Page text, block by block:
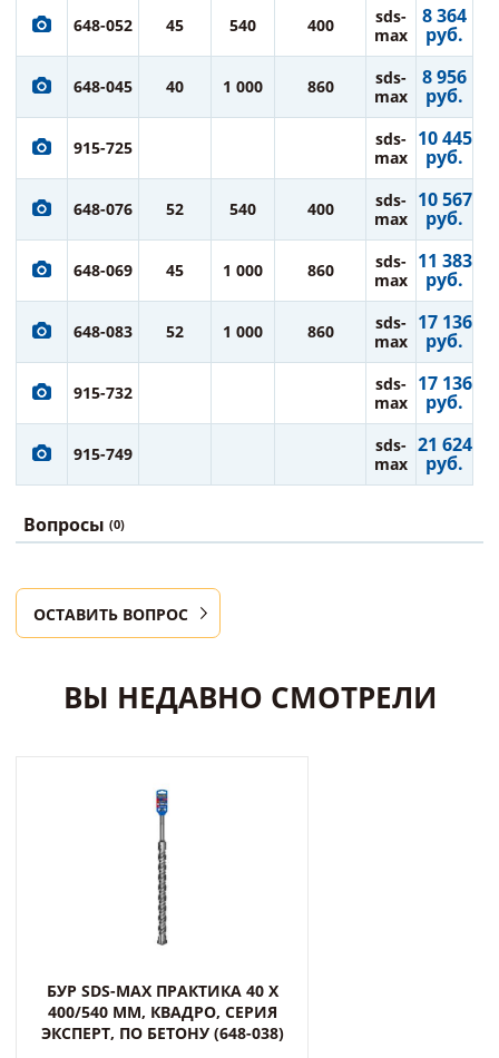
648-052 45 540 400
sds-
max
8 364
руб.
648-045 40 1 000 860
sds-
max
8 956
руб.
915-725
sds-
max
10 445
руб.
648-076 52 540 400
sds-
max
10 567
руб.
648-069 45 1 000 860
sds-
max
11 383
руб.
648-083 52 1 000 860
sds-
max
17 136
руб.
915-732
sds-
max
17 136
руб.
915-749
sds-
max
21 624
руб.
Вопросы (0)
ОСТАВИТЬ ВОПРОС
ВЫ НЕДАВНО СМОТРЕЛИ
БУР SDS-MAX ПРАКТИКА 40 Х
400/540 ММ, КВАДРО, СЕРИЯ
ЭКСПЕРТ, ПО БЕТОНУ (648-038)